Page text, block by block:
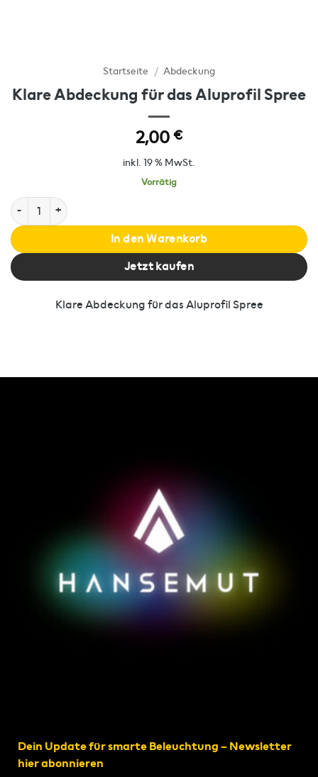
Startseite / Abdeckung
Klare Abdeckung für das Aluprofil Spree
2,00 €
inkl. 19 % MwSt.
Vorrätig
Klare Abdeckung für das Aluprofil Spree Menge
In den Warenkorb
Jetzt kaufen
Klare Abdeckung für das Aluprofil Spree
Dein Update für smarte Beleuchtung – Newsletter
hier abonnieren